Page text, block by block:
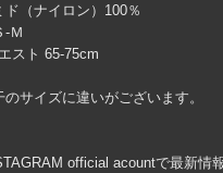
（ナイロン）100％
-Ｍ
スト 65-75cm
サイズに違いがございます。
official acountで最新情